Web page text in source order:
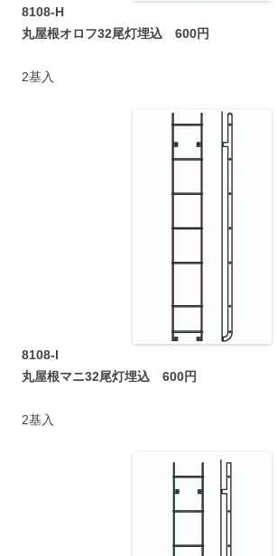
8108-H
丸屋根オロフ32尾灯埋込 600円
2基入
8108-I
丸屋根マニ32尾灯埋込 600円
2基入